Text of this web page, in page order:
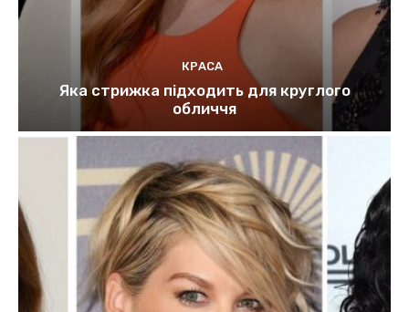
КРАСА
Яка стрижка підходить для круглого
обличчя